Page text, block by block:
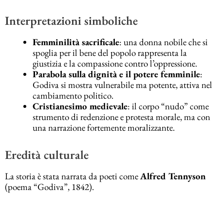
Interpretazioni simboliche
Femminilità sacrificale: una donna nobile che si
spoglia per il bene del popolo rappresenta la
giustizia e la compassione contro l’oppressione.
Parabola sulla dignità e il potere femminile:
Godiva si mostra vulnerabile ma potente, attiva nel
cambiamento politico.
Cristianesimo medievale: il corpo “nudo” come
strumento di redenzione e protesta morale, ma con
una narrazione fortemente moralizzante.
Eredità culturale
La storia è stata narrata da poeti comeAlfred Tennyson
(poema “Godiva”, 1842).